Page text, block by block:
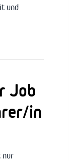
und
Job
in
nur